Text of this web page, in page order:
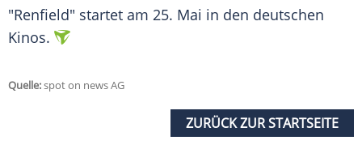
"Renfield" startet am 25. Mai in den deutschen
Kinos.
Quelle:spot on news AG
ZURÜCK ZUR STARTSEITE